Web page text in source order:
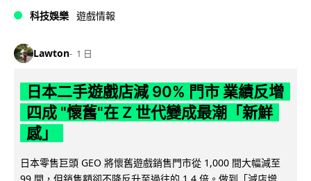
科技娛樂 遊戲情報
Lawton 1 日
日本二手遊戲店減 90% 門市 業績反增
四成 "懷舊"在 Z 世代變成最潮「新鮮
感」
日本零售巨頭 GEO 將懷舊遊戲銷售門市從 1,000 間大幅減至
99 間，但銷售額卻不降反升至過往的 1.4 倍。做到「減店增